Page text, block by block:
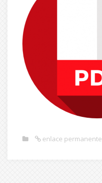
enlace permanente